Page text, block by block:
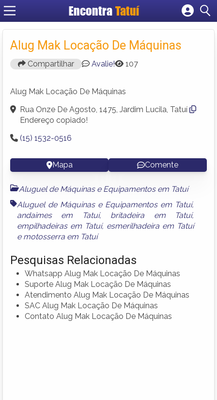
Encontra Tatuí
Cadastrar empresa
Fazer login
Criar conta
Alug Mak Locação De Máquinas
Compartilhar Avalie! 107
Alug Mak Locação De Máquinas
Rua Onze De Agosto, 1475, Jardim Lucila, Tatuí
Endereço copiado!
(15) 1532-0516
Mapa Comente
Aluguel de Máquinas e Equipamentos em Tatuí
Aluguel de Máquinas e Equipamentos em Tatuí,
andaimes em Tatuí, britadeira em Tatuí,
empilhadeiras em Tatuí, esmerilhadeira em Tatuí
e motosserra em Tatuí
Pesquisas Relacionadas
Whatsapp Alug Mak Locação De Máquinas
Suporte Alug Mak Locação De Máquinas
Atendimento Alug Mak Locação De Máquinas
SAC Alug Mak Locação De Máquinas
Contato Alug Mak Locação De Máquinas